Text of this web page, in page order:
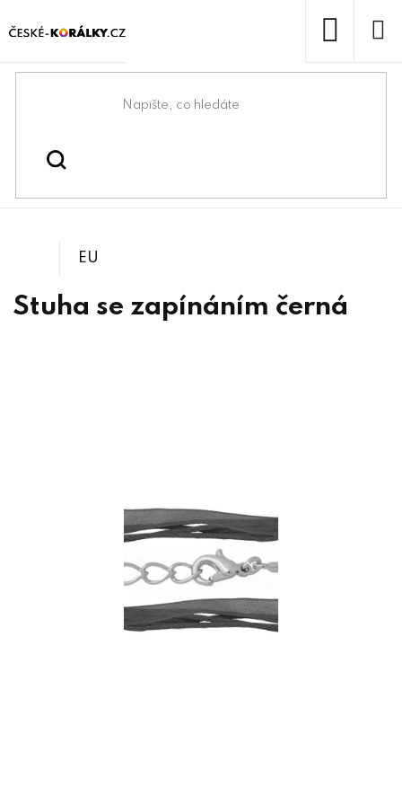
na
Domů
Návlekový materiál
Stuha se zapínáním černá
EU